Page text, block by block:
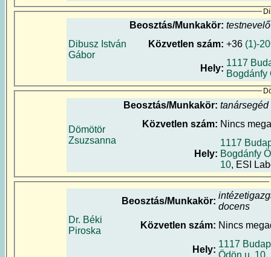
Dibusz István
Gábor
Beosztás/Munkakör:
Közvetlen szám: +36 (1)-
Hely:
1117
Bogdánfy
Dömötör
Zsuzsanna
Beosztás/Munkakör: tanársegéd
Közvetlen szám: Nincs
Hely:
1117
Bogdánfy
10, ESI
Dr. Béki
Piroska
Beosztás/Munkakör:
docens
Közvetlen szám: Nincs
Hely:
1117